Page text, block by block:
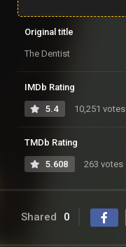
Original title
The Dentist
IMDb Rating
5.4 10,251 votes
TMDb Rating
5.608 263 votes
Shared 0